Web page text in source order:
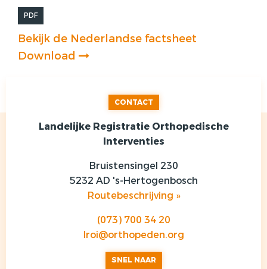
PDF
Bekijk de Nederlandse factsheet
Download
CONTACT
Landelijke Registratie Orthopedische
Interventies
Bruistensingel 230
5232 AD 's-Hertogenbosch
Routebeschrijving »
(073) 700 34 20
lroi@orthopeden.org
SNEL NAAR